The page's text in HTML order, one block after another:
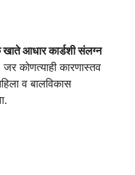
आधार कार्डशी संलग्न
कोणत्याही कारणास्तव
व बालविकास